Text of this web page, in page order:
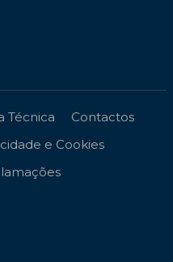
Técnica
Contactos
e Cookies